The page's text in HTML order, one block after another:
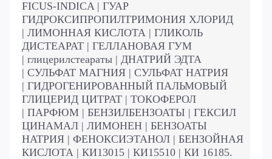
FICUS-INDICA | ГУАР
ГИДРОКСИПРОПИЛТРИМОНИЯ ХЛОРИД
| ЛИМОННАЯ КИСЛОТА | ГЛИКОЛЬ
ДИСТЕАРАТ | ГЕЛЛАНОВАЯ ГУМ
| глицерилстеараты | ДНАТРИЙ ЭДТА
| СУЛЬФАТ МАГНИЯ | СУЛЬФАТ НАТРИЯ
| ГИДРОГЕНИРОВАННЫЙ ПАЛЬМОВЫЙ
ГЛИЦЕРИД ЦИТРАТ | ТОКОФЕРОЛ
| ПАРФЮМ | БЕНЗИЛБЕНЗОАТЫ | ГЕКСИЛ
ЦИНАМАЛ | ЛИМОНЕН | БЕНЗОАТЫ
НАТРИЯ | ФЕНОКСИЭТАНОЛ | БЕНЗОЙНАЯ
КИСЛОТА | КИ13015 | КИ15510 | КИ 16185.